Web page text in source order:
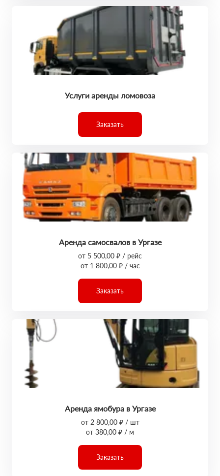
Услуги аренды ломовоза
Заказать
Аренда самосвалов в Ургазе
от 5 500,00 ₽ / рейс
от 1 800,00 ₽ / час
Заказать
Аренда ямобура в Ургазе
от 2 800,00 ₽ / шт
от 380,00 ₽ / м
Заказать